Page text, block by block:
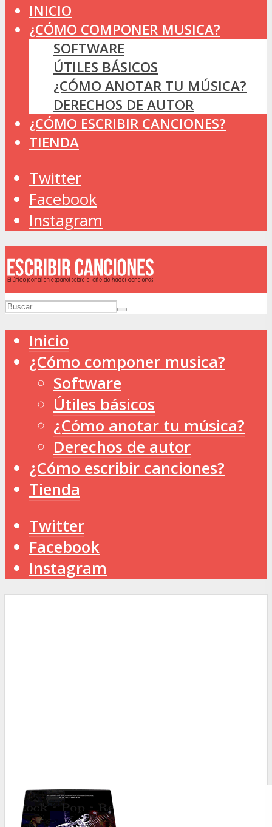
INICIO
¿CÓMO COMPONER MUSICA?
SOFTWARE
ÚTILES BÁSICOS
¿CÓMO ANOTAR TU MÚSICA?
DERECHOS DE AUTOR
¿CÓMO ESCRIBIR CANCIONES?
TIENDA
Twitter
Facebook
Instagram
Inicio
¿Cómo componer musica?
Software
Útiles básicos
¿Cómo anotar tu música?
Derechos de autor
¿Cómo escribir canciones?
Tienda
Twitter
Facebook
Instagram